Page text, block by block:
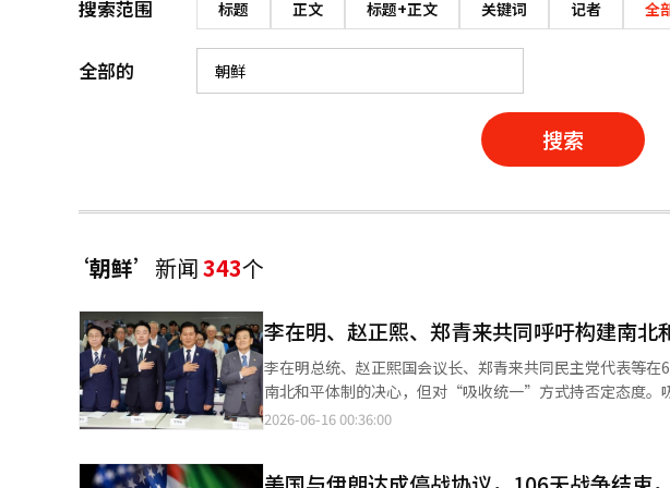
搜索范围 标题 正文 标题+正文 关键词 记者 全
全部的
搜索
‘朝鲜’ 新闻343个
李在明、赵正熙、郑青来共同呼吁构建南
李在明总统、赵正熙国会议长、郑青来共同民主党代表等
南北和平体制的决心，但对“吸收统一”方式持否定态度。
量逻辑占领朝鲜土地。 正在欧洲访问的李在明总统在首尔麻浦区延世大学金大中图书馆举行的‘6.15南北首脑会议26
2026-06-16 00:36:00